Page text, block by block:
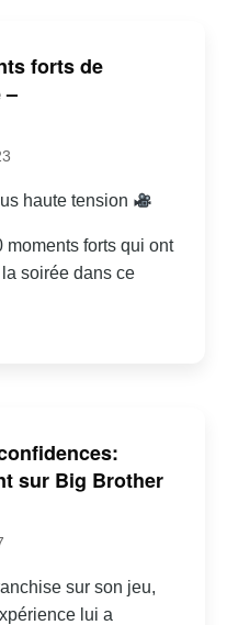
forts de
–
haute tension
moments forts qui ont
soirée dans ce
sur Big Brother
sur son jeu,
lui a